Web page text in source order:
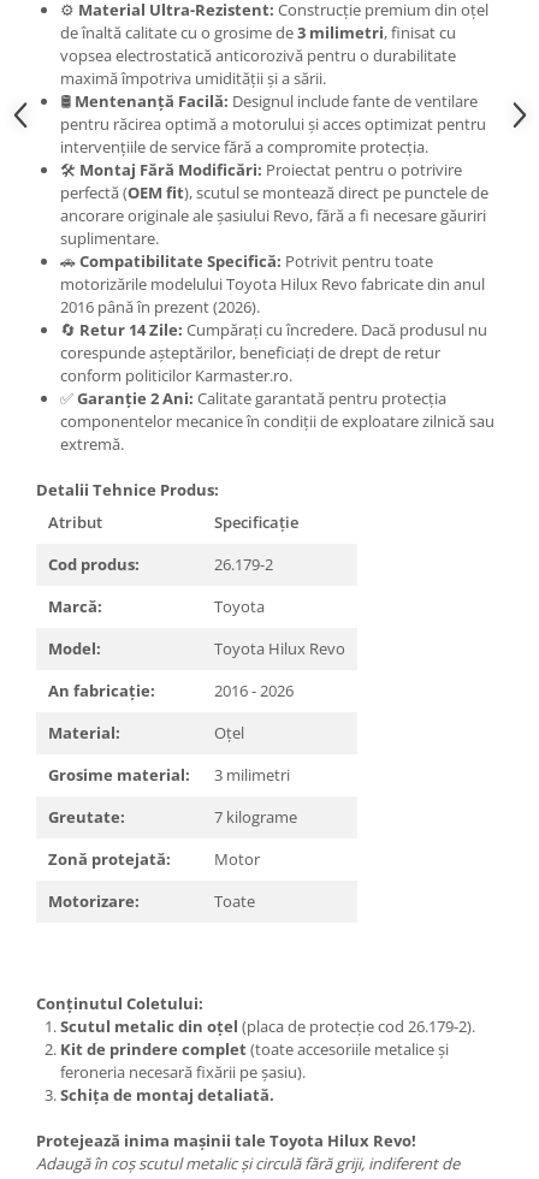
Carlige Porsche
Carlige Renault
Carlige Seat
Carlige Skoda
Carlige SsangYong
Carlige Subaru
Carlige Suzuki
Carlige Tesla
Carlige Toyota
Carlige Volkswagen
Carlige Volvo
Carlige Xpeng
Carlige Xpeng G6
Carlige Xpeng G9
Covorase auto
Covorase auto Alfa Romeo
Covorase auto Audi
Covorase auto Bmw
Covorase auto Citroen
Covorase auto Dacia
Covorase auto Honda
Covorase auto Hyundai
Covorase auto Jeep
Covorase auto Kia
Covorase auto Land Rover
Covorase auto Lexus
Covorase auto Mercedes
⚙️ Material Ultra-Rezistent: Construcție premium din oțel
de înaltă calitate cu o grosime de3 milimetri, finisat cu
vopsea electrostatică anticorozivă pentru o durabilitate
maximă împotriva umidității și a sării.
🛢️ Mentenanță Facilă: Designul include fante de ventilare
pentru răcirea optimă a motorului și acces optimizat pentru
intervențiile de service fără a compromite protecția.
🛠️ Montaj Fără Modificări: Proiectat pentru o potrivire
perfectă (OEM fit), scutul se montează direct pe punctele de
ancorare originale ale șasiului Revo, fără a fi necesare găuriri
suplimentare.
🚗Compatibilitate Specifică: Potrivit pentru toate
motorizările modelului Toyota Hilux Revo fabricate din anul
2016 până în prezent (2026).
🔄 Retur 14 Zile: Cumpărați cu încredere. Dacă produsul nu
corespunde așteptărilor, beneficiați de drept de retur
conform politicilor Karmaster.ro.
✅Garanție 2 Ani: Calitate garantată pentru protecția
componentelor mecanice în condiții de exploatare zilnică sau
extremă.
Detalii Tehnice Produs:
Atribut
Specificație
Cod produs:
26.179-2
Marcă:
Toyota
Model:
Toyota Hilux Revo
An fabricație:
2016 - 2026
Material:
Oțel
Grosime material:
3 milimetri
Greutate:
7 kilograme
Zonă protejată:
Motor
Motorizare:
Toate
Conținutul Coletului:
Scutul metalic din oțel (placa de protecție cod 26.179-2).
Kit de prindere complet(toate accesoriile metalice și
feroneria necesară fixării pe șasiu).
Schița de montaj detaliată.
Protejează inima mașinii tale Toyota Hilux Revo!
Adaugă în coș scutul metalic și circulă fără griji, indiferent de